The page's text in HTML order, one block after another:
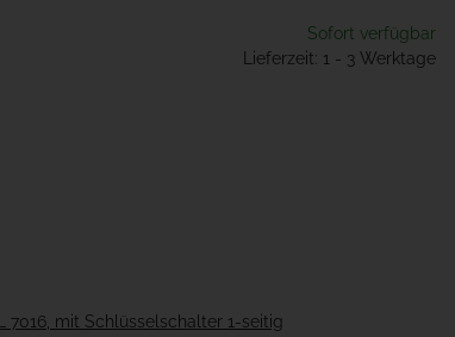
Sofort verfügbar
Lieferzeit: 1 - 3 Werktage
7016, mit Schlüsselschalter 1-seitig